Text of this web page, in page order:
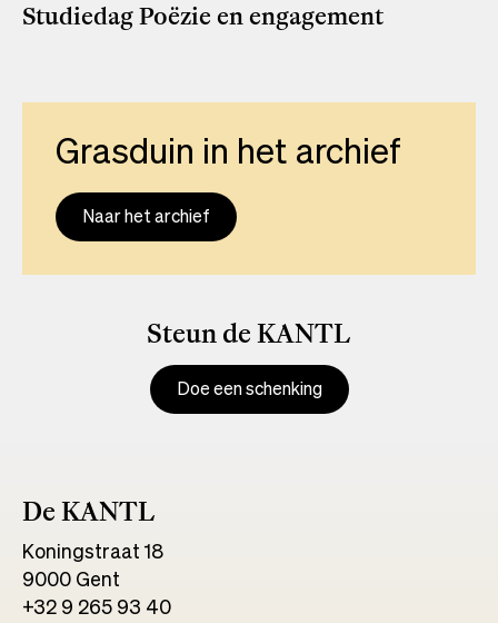
Studiedag Poëzie en engagement
Grasduin in het archief
Naar het archief
Steun de KANTL
Doe een schenking
De KANTL
Koningstraat 18
9000 Gent
+32 9 265 93 40